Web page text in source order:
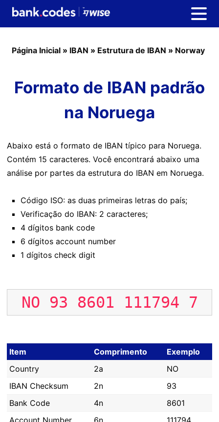
Página Inicial » IBAN » Estrutura de IBAN » Norway
Formato de IBAN padrão
na Noruega
Abaixo está o formato de IBAN típico para Noruega.
Contém 15 caracteres. Você encontrará abaixo uma
análise por partes da estrutura do IBAN em Noruega.
Código ISO: as duas primeiras letras do país;
Verificação do IBAN: 2 caracteres;
4 dígitos bank code
6 dígitos account number
1 dígitos check digit
NO 93 8601 111794 7
Item Comprimento
Exemplo
Country
2a
NO
IBAN Checksum
2n
93
Bank Code
4n
8601
Account Number
6n
111794